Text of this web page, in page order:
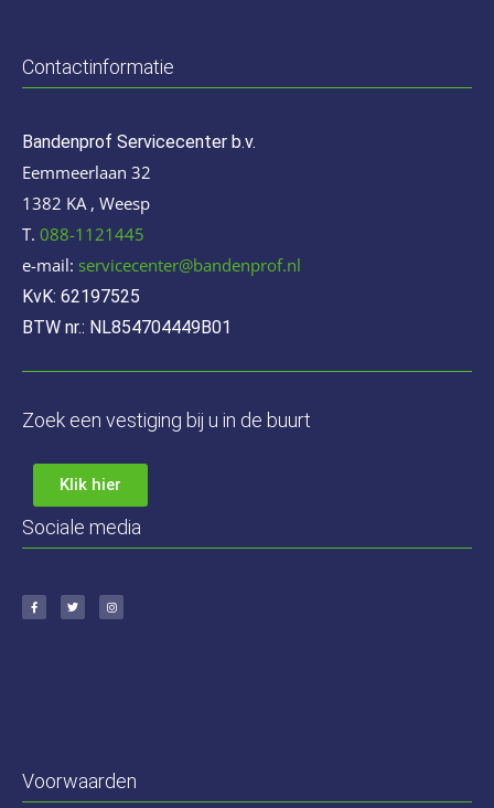
Contactinformatie
Bandenprof Servicecenter b.v.
Eemmeerlaan 32
1382 KA , Weesp
T. 088-1121445
e-mail: servicecenter@bandenprof.nl
KvK: 62197525
BTW nr.: NL854704449B01
Zoek een vestiging bij u in de buurt
Klik hier
Sociale media
Voorwaarden